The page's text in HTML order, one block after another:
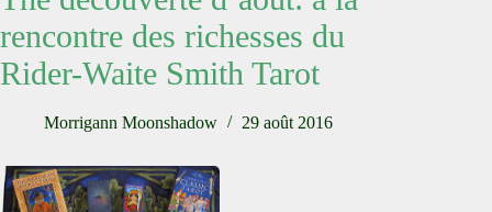
rencontre des richesses du
Rider-Waite Smith Tarot
Morrigann Moonshadow 29 août 2016